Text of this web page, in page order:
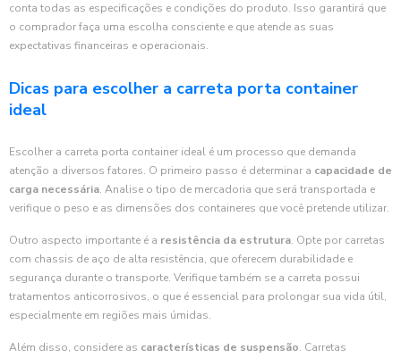
conta todas as especificações e condições do produto. Isso garantirá que
o comprador faça uma escolha consciente e que atende as suas
expectativas financeiras e operacionais.
Dicas para escolher a carreta porta container
ideal
Escolher a carreta porta container ideal é um processo que demanda
atenção a diversos fatores. O primeiro passo é determinar a capacidade de
carga necessária. Analise o tipo de mercadoria que será transportada e
verifique o peso e as dimensões dos containeres que você pretende utilizar.
Outro aspecto importante é a resistência da estrutura. Opte por carretas
com chassis de aço de alta resistência, que oferecem durabilidade e
segurança durante o transporte. Verifique também se a carreta possui
tratamentos anticorrosivos, o que é essencial para prolongar sua vida útil,
especialmente em regiões mais úmidas.
Além disso, considere as características de suspensão. Carretas